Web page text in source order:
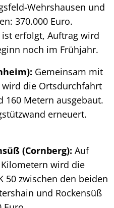
Wehrshausen und
370.000 Euro.
erfolgt, Auftrag wird
noch im Frühjahr.
Gemeinsam mit
die Ortsdurchfahrt
160 Metern ausgebaut.
erneuert.
(Cornberg): Auf
wird die
50 zwischen den beiden
und Rockensüß